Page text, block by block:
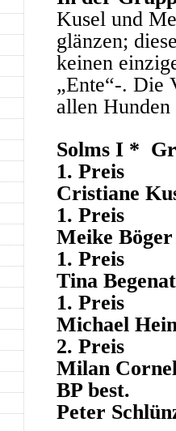
Kusel und
glänzen;
keinen
„Ente“-. Die
allen
Solms I *
1.
Cristiane
1.
Meike Böger
1. Preis
Tina Begenat
1. Preis
Michael
2.
Milan
BP
Peter